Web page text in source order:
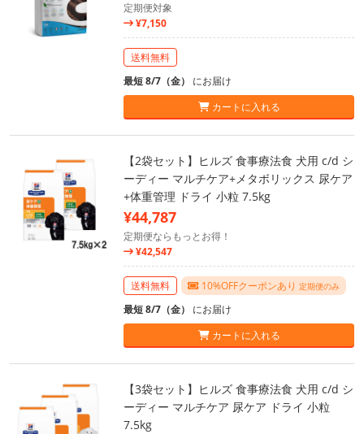
定期便対象
¥7,150
送料無料
最短 8/7（金） にお届け
カートに入れる
【2袋セット】ヒルズ 食事療法食 犬用 c/d シ
ーディー マルチケア+メタボリックス 尿ケア
+体重管理 ドライ 小粒 7.5kg
¥44,787
定期便ならもっとお得！
¥42,547
送料無料 10%OFFクーポンあり 定期便のみ
最短 8/7（金） にお届け
カートに入れる
【3袋セット】ヒルズ 食事療法食 犬用 c/d シ
ーディー マルチケア 尿ケア ドライ 小粒
7.5kg